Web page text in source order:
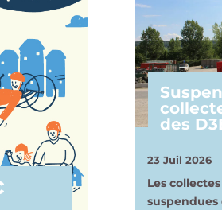
des
23 Juil 2026
Les
suspendues